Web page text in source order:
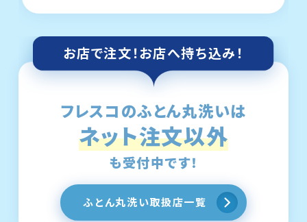
お店で注文！お店へ持ち込み！
フレスコのふとん丸洗いは
ネット注文以外
も受付中です！
ふとん丸洗い取扱店一覧